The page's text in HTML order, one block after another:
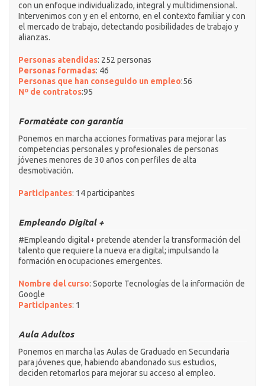
con un enfoque individualizado, integral y multidimensional.
Intervenimos con y en el entorno, en el contexto familiar y con
el mercado de trabajo, detectando posibilidades de trabajo y
alianzas.
Personas atendidas: 252 personas
Personas formadas: 46
Personas que han conseguido un empleo:56
Nº de contratos:95
Formatéate con garantía
Ponemos en marcha acciones formativas para mejorar las
competencias personales y profesionales de personas
jóvenes menores de 30 años con perfiles de alta
desmotivación.
Participantes: 14 participantes
Empleando Digital +
#Empleando digital+ pretende atender la transformación del
talento que requiere la nueva era digital; impulsando la
formación en ocupaciones emergentes.
Nombre del curso: Soporte Tecnologías de la información de
Google
Participantes: 1
Aula Adultos
Ponemos en marcha las Aulas de Graduado en Secundaria
para jóvenes que, habiendo abandonado sus estudios,
deciden retomarlos para mejorar su acceso al empleo.